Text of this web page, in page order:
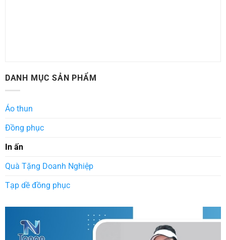
DANH MỤC SẢN PHẨM
Áo thun
Đồng phục
In ấn
Quà Tặng Doanh Nghiệp
Tạp dề đồng phục